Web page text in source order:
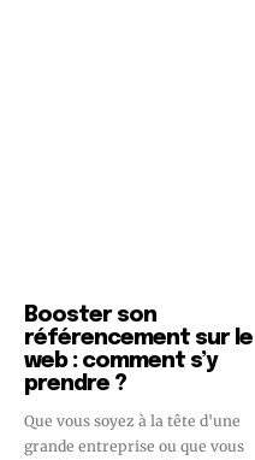
Booster son
référencement sur le
web : comment s’y
prendre ?
Que vous soyez à la tête d'une
grande entreprise ou que vous